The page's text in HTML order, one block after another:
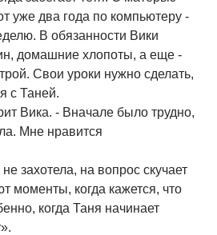
уже два года по компьютеру -
В обязанности Вики
домашние хлопоты, а еще -
Свои уроки нужно сделать,
с Таней.
Вика. - Вначале было трудно,
Мне нравится
захотела, на вопрос скучает
моменты, когда кажется, что
когда Таня начинает